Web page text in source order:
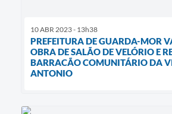
10 ABR 2023 - 13h38
PREFEITURA DE GUARDA-MOR
OBRA DE SALÃO DE VELÓRIO E
BARRACÃO COMUNITÁRIO DA
ANTONIO